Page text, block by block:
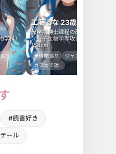
学科）
り
工藤るな 23歳
大学院博士課程の研究者
（分子生物学専攻） /
158cm
美術館巡り
ジャンクパ..
カフェで読..
#読書好き
ール